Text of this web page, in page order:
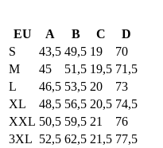
EU A B C
D
S
43,5 49,5 19
70
M
45 51,5 19,5 71,5
L
46,5 53,5 20
73
XL
48,5 56,5 20,5 74,5
XXL 50,5 59,5 21
76
3XL 52,5 62,5 21,5 77,5